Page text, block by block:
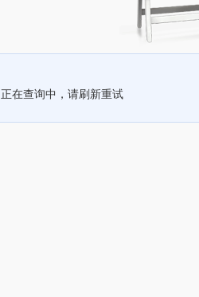
正在查询中，请刷新重试